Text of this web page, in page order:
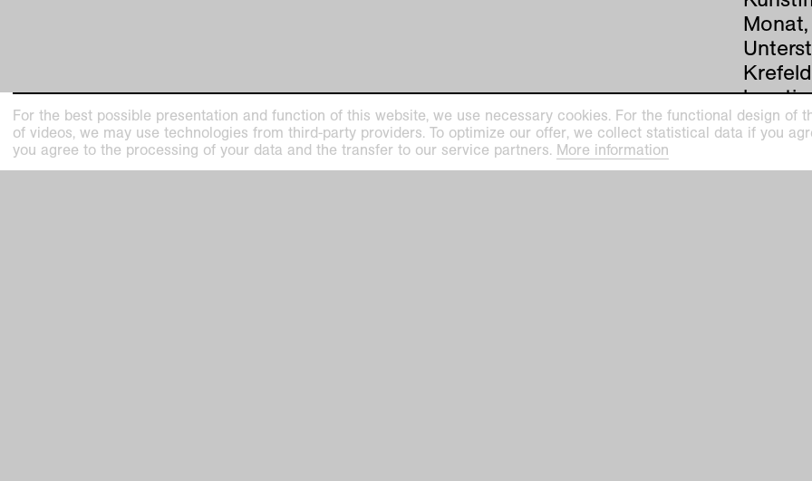
das
For the best possible presentation and function of this website, we use necessary cookies. For the functional design of
of videos, we may use technologies from third-party providers. To optimize our offer, we collect statistical data if you
you agree to the processing of your data and the transfer to our service partners. More information